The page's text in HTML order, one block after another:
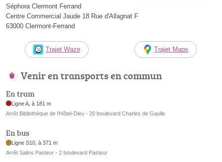
Séphora Clermont Ferrand
Centre Commercial Jaude 18 Rue d'Allagnat F
63000 Clermont-Ferrand
Trajet Waze Trajet Maps
Venir en transports en commun
En tram
Ligne A, à 181 m
Arrêt Bibliothèque de l'Hôtel-Dieu - 20 boulevard Charles de Gaulle
En bus
Ligne S10, à 371 m
Arrêt Salins Pasteur - 2 boulevard Pasteur